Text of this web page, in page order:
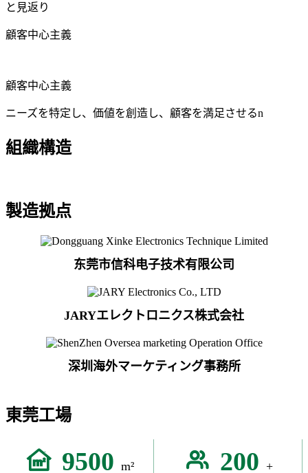
と見返り
顧客中心主義
顧客中心主義
ニーズを特定し、価値を創造し、顧客を満足させるn
組織構造
製造拠点
东莞市信科电子技术有限公司
JARYエレクトロニクス株式会社
深圳海外マーケティング事務所
東莞工場
9500 m² 200 +